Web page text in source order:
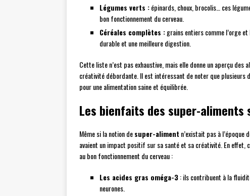
Légumes verts :épinards, choux, brocolis… ces
bon fonctionnement du cerveau.
Céréales complètes :grains entiers comme l’orge
durable et une meilleure digestion.
Cette liste n’est pas exhaustive, mais elle donne un aperçu
créativité débordante. Il est intéressant de noter que
pour une alimentation saine et équilibrée.
Les bienfaits des super-
Même si la notion desuper-aliment n’existait pas à l’époque
avaient un impact positif sur sa santé et sa créativité. En
au bon fonctionnement du cerveau :
Les acides gras oméga-3: ils contribuent à la
neurones.